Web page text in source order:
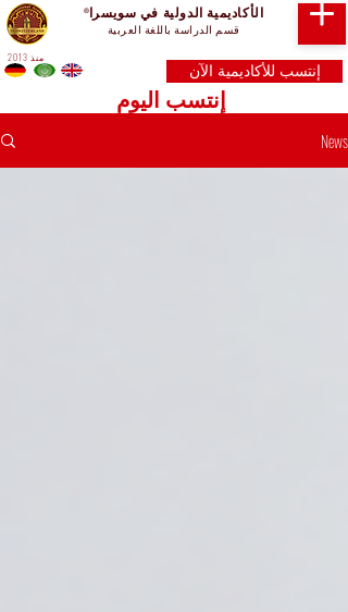
الأكاديمية الدولية في سويسرا®
قسم الدراسة باللغة العربية
إنتسب للأكاديمية الآن
إنتسب اليوم
منذ 2013
News